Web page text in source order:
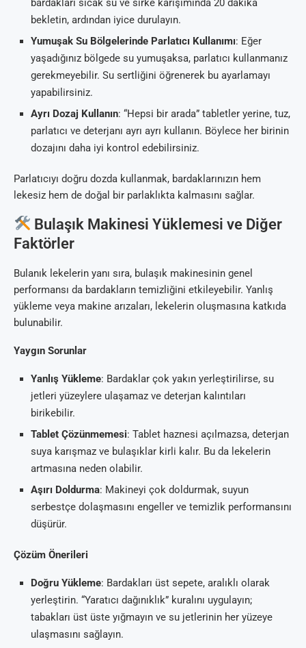
bardakları sıcak su ve sirke karışımında 20 dakika
bekletin, ardından iyice durulayın.
Yumuşak Su Bölgelerinde Parlatıcı Kullanımı: Eğer
yaşadığınız bölgede su yumuşaksa, parlatıcı kullanmanız
gerekmeyebilir. Su sertliğini öğrenerek bu ayarlamayı
yapabilirsiniz.
Ayrı Dozaj Kullanın: “Hepsi bir arada” tabletler yerine, tuz,
parlatıcı ve deterjanı ayrı ayrı kullanın. Böylece her birinin
dozajını daha iyi kontrol edebilirsiniz.
Parlatıcıyı doğru dozda kullanmak, bardaklarınızın hem
lekesiz hem de doğal bir parlaklıkta kalmasını sağlar.
Bulaşık Makinesi Yüklemesi ve Diğer
Faktörler
Bulanık lekelerin yanı sıra, bulaşık makinesinin genel
performansı da bardakların temizliğini etkileyebilir. Yanlış
yükleme veya makine arızaları, lekelerin oluşmasına katkıda
bulunabilir.
Yaygın Sorunlar
Yanlış Yükleme: Bardaklar çok yakın yerleştirilirse, su
jetleri yüzeylere ulaşamaz ve deterjan kalıntıları
birikebilir.
Tablet Çözünmemesi: Tablet haznesi açılmazsa, deterjan
suya karışmaz ve bulaşıklar kirli kalır. Bu da lekelerin
artmasına neden olabilir.
Aşırı Doldurma: Makineyi çok doldurmak, suyun
serbestçe dolaşmasını engeller ve temizlik performansını
düşürür.
Çözüm Önerileri
Doğru Yükleme: Bardakları üst sepete, aralıklı olarak
yerleştirin. “Yaratıcı dağınıklık” kuralını uygulayın;
tabakları üst üste yığmayın ve su jetlerinin her yüzeye
ulaşmasını sağlayın.